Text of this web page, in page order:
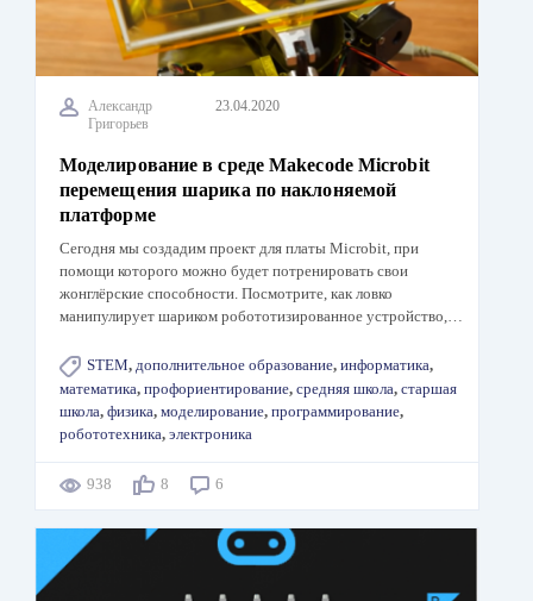
Александр
Григорьев
23.04.2020
Моделирование в среде Makecode Microbit
перемещения шарика по наклоняемой
платформе
Сегодня мы создадим проект для платы Microbit, при
помощи которого можно будет потренировать свои
жонглёрские способности. Посмотрите, как ловко
манипулирует шариком робототизированное устройство,…
STEM, дополнительное образование, информатика,
математика, профориентирование, средняя школа, старшая
школа, физика, моделирование, программирование,
робототехника, электроника
938 8 6